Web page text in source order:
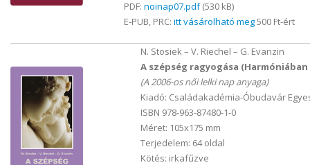
PDF: noinap07.pdf(530 kB)
E-PUB, PRC: itt vásárolható meg500 Ft-ért
N. Stosiek – V. Riechel – G. Evanzin
A szépség ragyogása
(A 2006-os női lelki nap anyaga)
Kiadó: Családakadémia-Óbudavár
ISBN 978-963-87480-1-0
Méret: 105x175 mm
Terjedelem: 64 oldal
Kötés: irkafűzve